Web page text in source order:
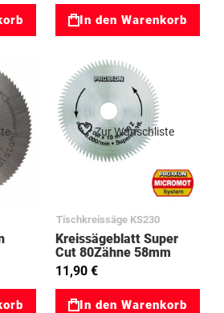
In den Warenkorb
Zur Wunschliste
Tischkreissäge KS230
Kreissägeblatt Super
Cut 80Zähne 58mm
Proxxon 03028014
11,90 €
In den Warenkorb